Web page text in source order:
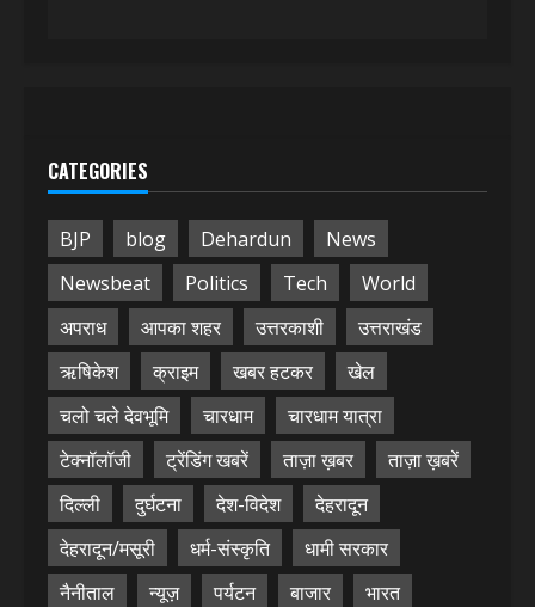
CATEGORIES
BJP blog Dehardun
News
Newsbeat
Politics Tech
World
अपराध
आपका शहर उत्तरकाशी
उत्तराखंड
ऋषिकेश
क्राइम खबर हटकर
खेल
चलो चले देवभूमि
चारधाम
चारधाम यात्रा
टेक्नॉलॉजी
ट्रेंडिंग खबरें ताज़ा ख़बर
ताज़ा ख़बरें
दिल्ली
दुर्घटना देश-विदेश
देहरादून
देहरादून/मसूरी
धर्म-संस्कृति
धामी सरकार
नैनीताल
न्यूज़ पर्यटन बाजार
भारत